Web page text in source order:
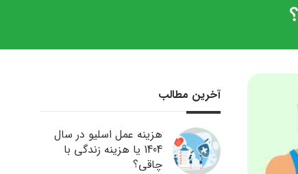
آخرین مطالب
هزینه عمل اسلیو در سال
1404 یا هزینه زندگی با
چاقی؟